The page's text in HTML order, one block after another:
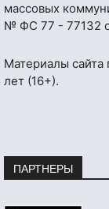
массовых
№ ФС 77 - 77132
Материалы сайта
лет (16+).
ПАРТНЕРЫ